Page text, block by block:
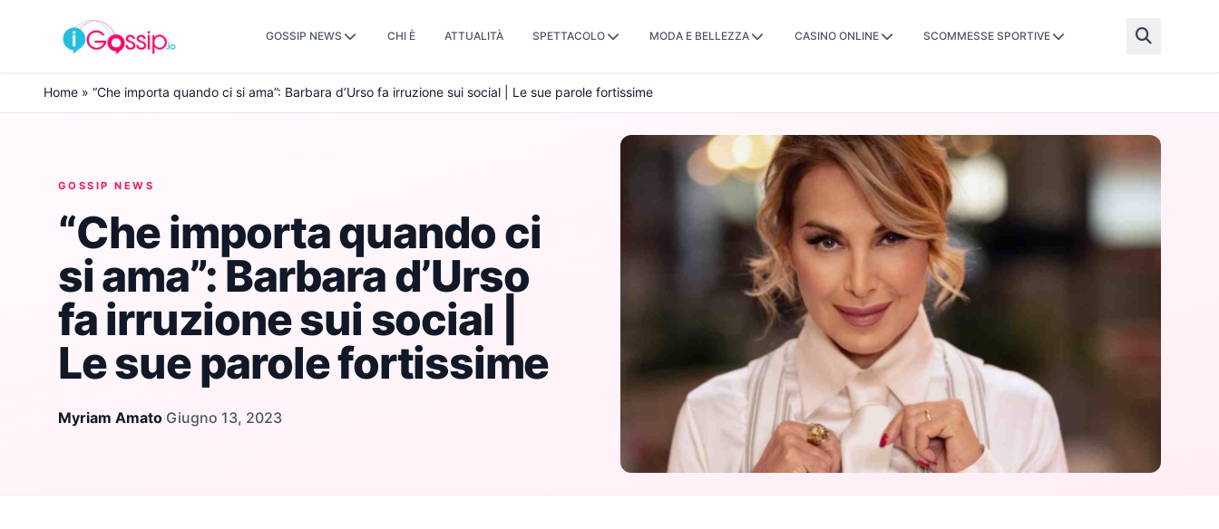
Skip to content
GOSSIP NEWS CHI È ATTUALITÀ SPETTACOLO MODA E BELLEZZA CASINO ONLINE SCOMMESSE SPORTIVE
Home » “Che importa quando ci si ama”: Barbara d’Urso fa irruzione sui social | Le sue parole fortissime
GOSSIP NEWS
“Che importa quando ci
si ama”: Barbara d’Urso
fa irruzione sui social |
Le sue parole fortissime
Myriam Amato·Giugno 13, 2023